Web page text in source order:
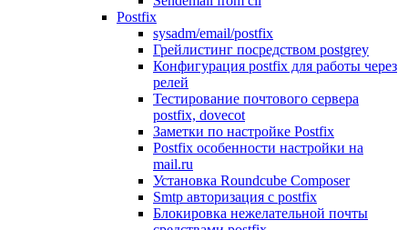
Postfix
sysadm/email/postfix
Грейлистинг посредством postgrey
Конфигурация postfix для работы через
релей
Тестирование почтового сервера
postfix, dovecot
Заметки по настройке Postfix
Postfix особенности настройки на
mail.ru
Установка Roundcube Composer
Smtp авторизация с postfix
Блокировка нежелательной почты